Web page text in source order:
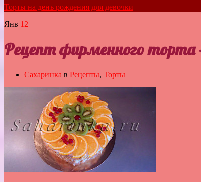
Торты на день рождения для девочки
Янв 12
Рецепт фирменного
Сахаринка в Рецепты, Торты